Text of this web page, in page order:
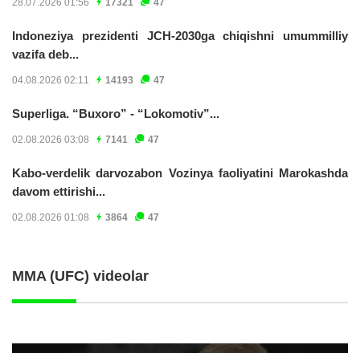
Indoneziya prezidenti JCH-2030ga chiqishni umummilliy
vazifa deb...
04.08.2026 02:11 14193 47
Superliga. “Buxoro” - “Lokomotiv”...
02.08.2026 03:08 7141 47
Kabo-verdelik darvozabon Vozinya faoliyatini Marokashda
davom ettirishi...
02.08.2026 01:08 3864 47
MMA (UFC) videolar